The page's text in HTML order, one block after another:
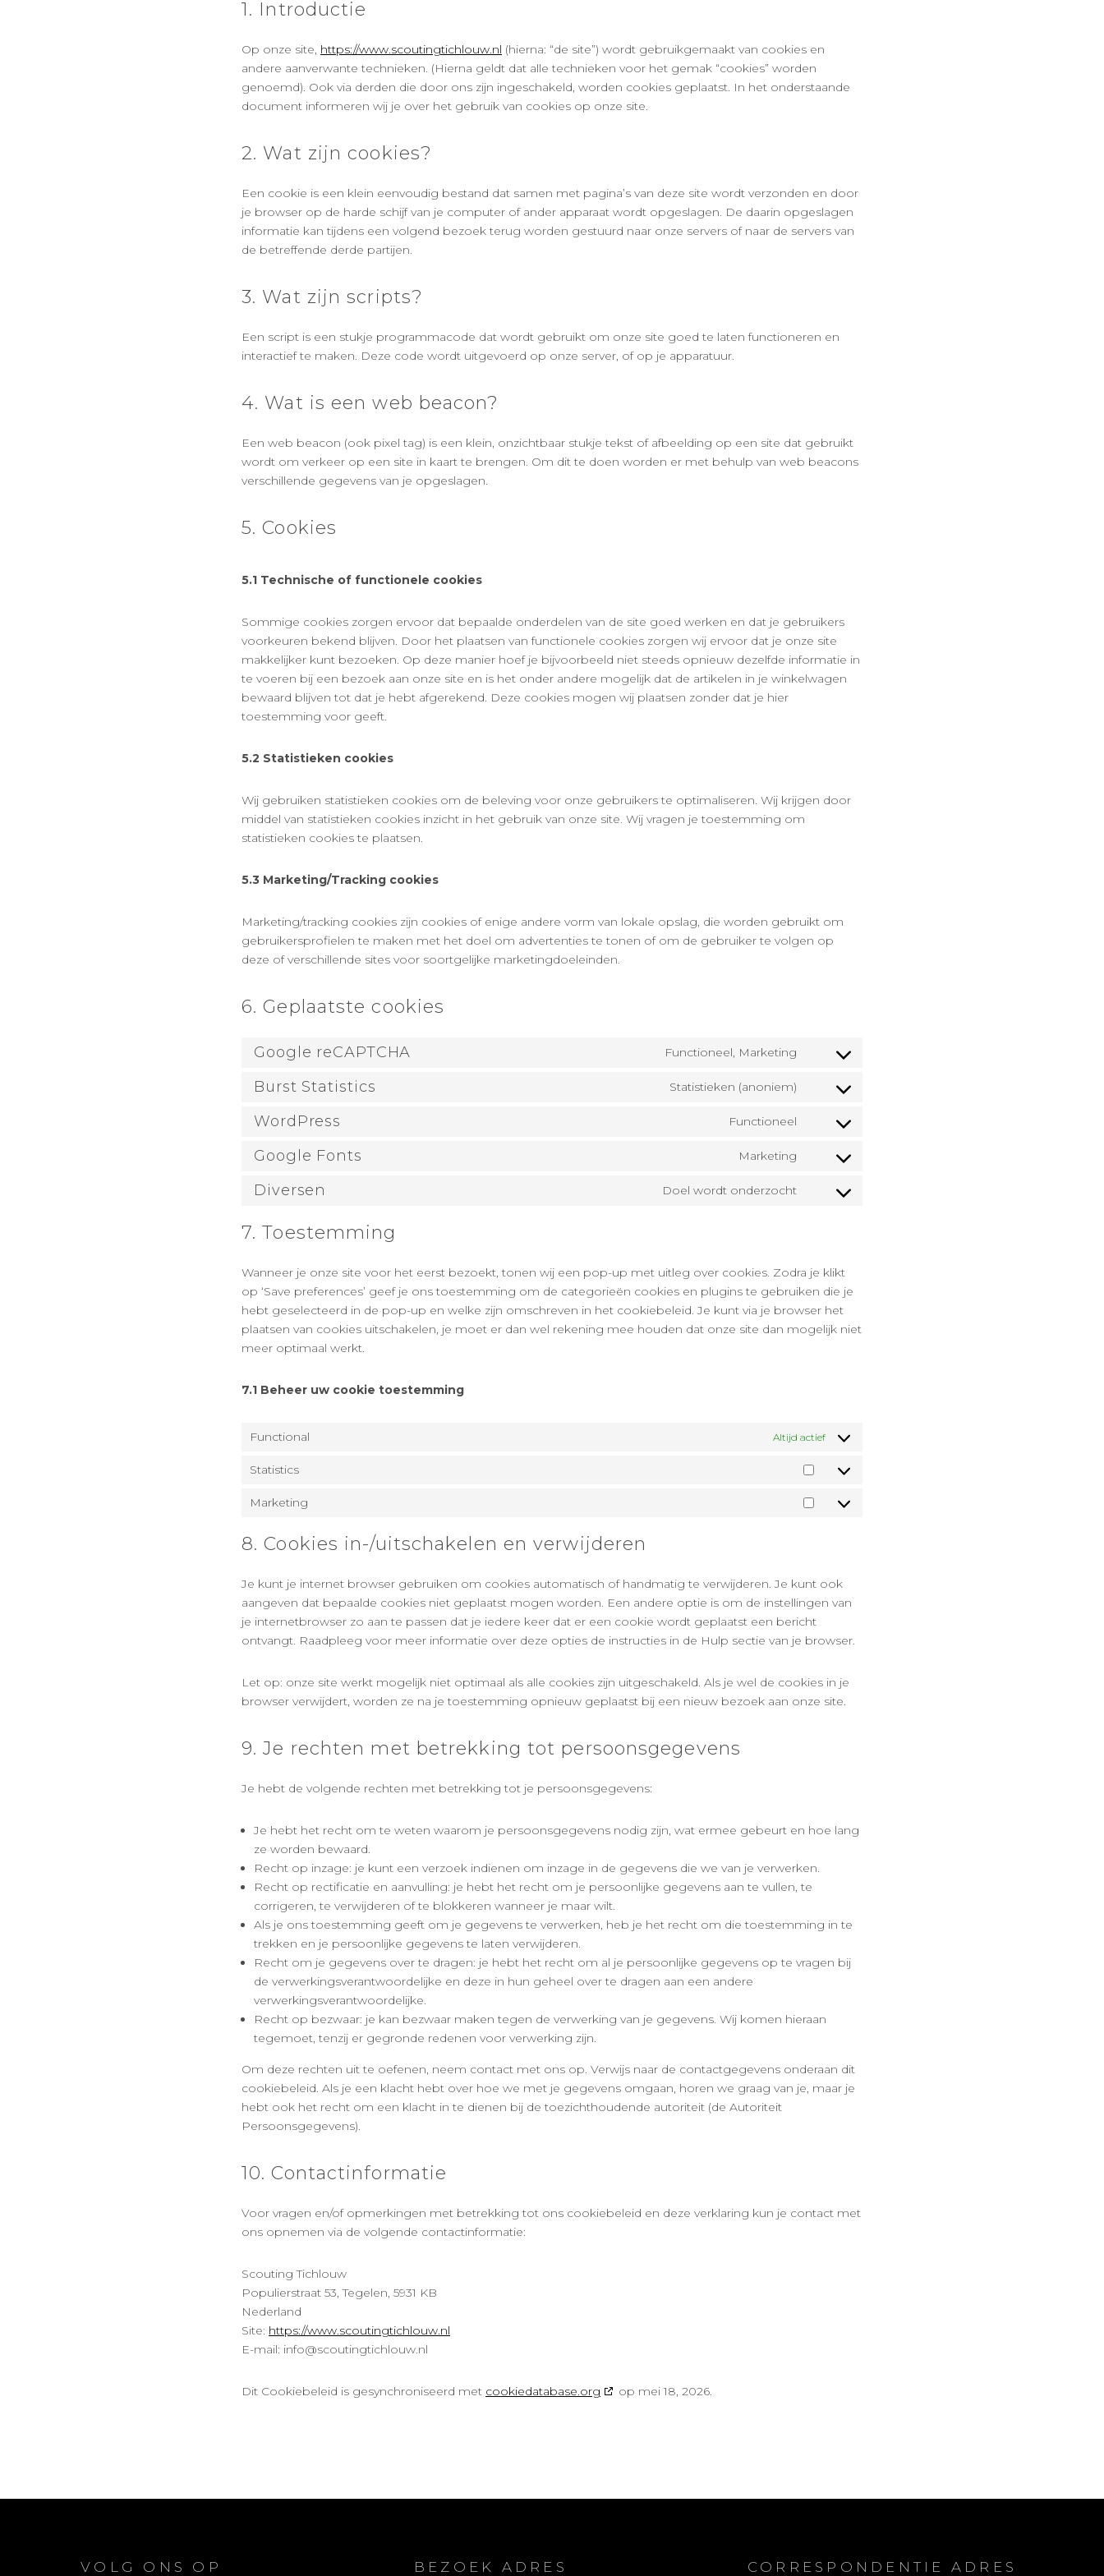
1. Introductie
Op onze site, https://www.scoutingtichlouw.nl (hierna: “de site”) wordt gebruikgemaakt van cookies en
andere aanverwante technieken. (Hierna geldt dat alle technieken voor het gemak “cookies” worden
genoemd). Ook via derden die door ons zijn ingeschakeld, worden cookies geplaatst. In het onderstaande
document informeren wij je over het gebruik van cookies op onze site.
2. Wat zijn cookies?
Een cookie is een klein eenvoudig bestand dat samen met pagina’s van deze site wordt verzonden en door
je browser op de harde schijf van je computer of ander apparaat wordt opgeslagen. De daarin opgeslagen
informatie kan tijdens een volgend bezoek terug worden gestuurd naar onze servers of naar de servers van
de betreffende derde partijen.
3. Wat zijn scripts?
Een script is een stukje programmacode dat wordt gebruikt om onze site goed te laten functioneren en
interactief te maken. Deze code wordt uitgevoerd op onze server, of op je apparatuur.
4. Wat is een web beacon?
Een web beacon (ook pixel tag) is een klein, onzichtbaar stukje tekst of afbeelding op een site dat gebruikt
wordt om verkeer op een site in kaart te brengen. Om dit te doen worden er met behulp van web beacons
verschillende gegevens van je opgeslagen.
5. Cookies
5.1 Technische of functionele cookies
Sommige cookies zorgen ervoor dat bepaalde onderdelen van de site goed werken en dat je gebruikers
voorkeuren bekend blijven. Door het plaatsen van functionele cookies zorgen wij ervoor dat je onze site
makkelijker kunt bezoeken. Op deze manier hoef je bijvoorbeeld niet steeds opnieuw dezelfde informatie in
te voeren bij een bezoek aan onze site en is het onder andere mogelijk dat de artikelen in je winkelwagen
bewaard blijven tot dat je hebt afgerekend. Deze cookies mogen wij plaatsen zonder dat je hier
toestemming voor geeft.
5.2 Statistieken cookies
Wij gebruiken statistieken cookies om de beleving voor onze gebruikers te optimaliseren. Wij krijgen door
middel van statistieken cookies inzicht in het gebruik van onze site. Wij vragen je toestemming om
statistieken cookies te plaatsen.
5.3 Marketing/Tracking cookies
Marketing/tracking cookies zijn cookies of enige andere vorm van lokale opslag, die worden gebruikt om
gebruikersprofielen te maken met het doel om advertenties te tonen of om de gebruiker te volgen op
deze of verschillende sites voor soortgelijke marketingdoeleinden.
6. Geplaatste cookies
Google reCAPTCHA Functioneel, Marketing
Consent
service
google-
Burst Statistics Statistieken (anoniem)
Consent
service
burst-
WordPress Functioneel
Consent
service
wordpress
Google Fonts Marketing
Consent
service
Diversen Doel wordt onderzocht
Consent
7. Toestemming
Wanneer je onze site voor het eerst bezoekt, tonen wij een pop-up met uitleg over cookies. Zodra je klikt
op ‘Save preferences’ geef je ons toestemming om de categorieën cookies en plugins te gebruiken die je
hebt geselecteerd in de pop-up en welke zijn omschreven in het cookiebeleid. Je kunt via je browser het
plaatsen van cookies uitschakelen, je moet er dan wel rekening mee houden dat onze site dan mogelijk niet
meer optimaal werkt.
7.1 Beheer uw cookie toestemming
Functional Altijd actief
Statistics
Statistics
Marketing
Marketing
8. Cookies in-/uitschakelen en verwijderen
Je kunt je internet browser gebruiken om cookies automatisch of handmatig te verwijderen. Je kunt ook
aangeven dat bepaalde cookies niet geplaatst mogen worden. Een andere optie is om de instellingen van
je internetbrowser zo aan te passen dat je iedere keer dat er een cookie wordt geplaatst een bericht
ontvangt. Raadpleeg voor meer informatie over deze opties de instructies in de Hulp sectie van je browser.
Let op: onze site werkt mogelijk niet optimaal als alle cookies zijn uitgeschakeld. Als je wel de cookies in je
browser verwijdert, worden ze na je toestemming opnieuw geplaatst bij een nieuw bezoek aan onze site.
9. Je rechten met betrekking tot persoonsgegevens
Je hebt de volgende rechten met betrekking tot je persoonsgegevens:
Je hebt het recht om te weten waarom je persoonsgegevens nodig zijn, wat ermee gebeurt en hoe lang
ze worden bewaard.
Recht op inzage: je kunt een verzoek indienen om inzage in de gegevens die we van je verwerken.
Recht op rectificatie en aanvulling: je hebt het recht om je persoonlijke gegevens aan te vullen, te
corrigeren, te verwijderen of te blokkeren wanneer je maar wilt.
Als je ons toestemming geeft om je gegevens te verwerken, heb je het recht om die toestemming in te
trekken en je persoonlijke gegevens te laten verwijderen.
Recht om je gegevens over te dragen: je hebt het recht om al je persoonlijke gegevens op te vragen bij
de verwerkingsverantwoordelijke en deze in hun geheel over te dragen aan een andere
verwerkingsverantwoordelijke.
Recht op bezwaar: je kan bezwaar maken tegen de verwerking van je gegevens. Wij komen hieraan
tegemoet, tenzij er gegronde redenen voor verwerking zijn.
Om deze rechten uit te oefenen, neem contact met ons op. Verwijs naar de contactgegevens onderaan dit
cookiebeleid. Als je een klacht hebt over hoe we met je gegevens omgaan, horen we graag van je, maar je
hebt ook het recht om een klacht in te dienen bij de toezichthoudende autoriteit (de Autoriteit
Persoonsgegevens).
10. Contactinformatie
Voor vragen en/of opmerkingen met betrekking tot ons cookiebeleid en deze verklaring kun je contact met
ons opnemen via de volgende contactinformatie:
Scouting Tichlouw
Populierstraat 53, Tegelen, 5931 KB
Nederland
Site: https://www.scoutingtichlouw.nl
E-mail: info@scoutingtichlouw.nl
Dit Cookiebeleid is gesynchroniseerd met cookiedatabase.org op mei 18, 2026.
VOLG ONS OP BEZOEK ADRES CORRESPONDENTIE ADRES